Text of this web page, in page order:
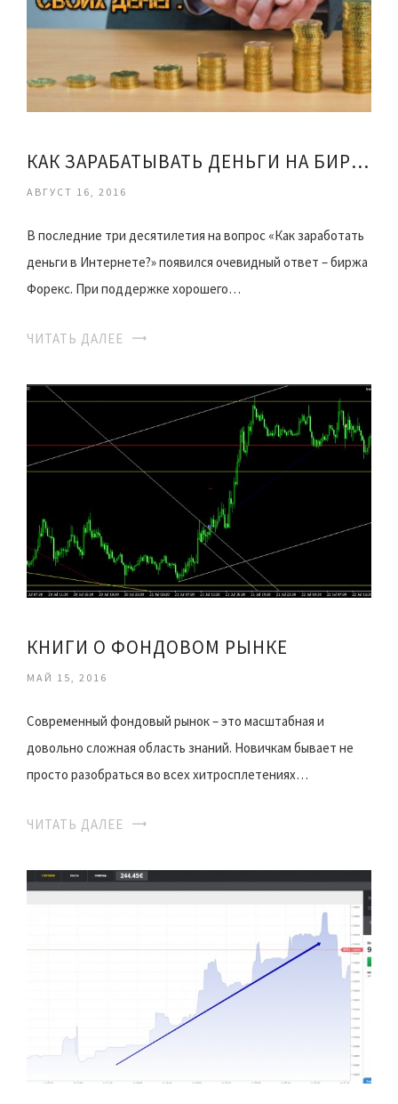
КАК ЗАРАБАТЫВАТЬ ДЕНЬГИ НА БИРЖЕ ЧЕРЕЗ ИНТЕРНЕТ
АВГУСТ 16, 2016
В последние три десятилетия на вопрос «Как заработать
деньги в Интернете?» появился очевидный ответ – биржа
Форекс. При поддержке хорошего…
ЧИТАТЬ ДАЛЕЕ
КНИГИ О ФОНДОВОМ РЫНКЕ
МАЙ 15, 2016
Современный фондовый рынок – это масштабная и
довольно сложная область знаний. Новичкам бывает не
просто разобраться во всех хитросплетениях…
ЧИТАТЬ ДАЛЕЕ